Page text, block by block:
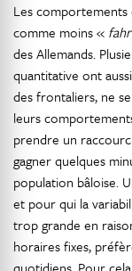
Les comportements
comme moins «
des Allemands.
quantitative ont
des frontaliers, ne
leurs
prendre un
gagner quelques
population bâloise.
et pour qui la
trop grande en
horaires fixes,